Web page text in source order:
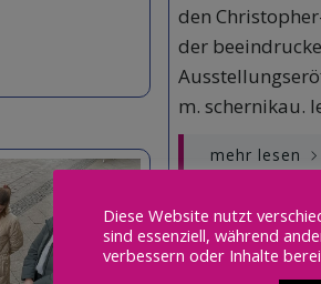
den
der
m. schernikau.
mehr lesen
Diese Website nutzt
sind essenziell, während
verbessern oder Inhalte